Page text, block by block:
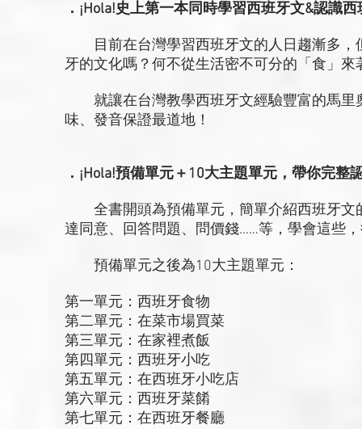
．¡Hola!史上第一本同時學習西班牙文&認識
目前在台灣學習西班牙文的人日趨漸多，
牙的文化嗎？何不從生活密不可分的「食」
就讓在台灣教學西班牙文經驗豐富的馬里
味、發音保證最道地！
．¡Hola!預備單元＋10大主題單元，帶你完整
全書開頭為預備單元，簡單介紹西班牙文
達同意、回答問題、問價錢……等，學會這些
預備單元之後為10大主題單元：
第一單元：西班牙食物
第二單元：在菜市場買菜
第三單元：在家裡煮飯
第四單元：西班牙小吃
第五單元：在西班牙小吃店
第六單元：西班牙菜餚
第七單元：在西班牙餐廳